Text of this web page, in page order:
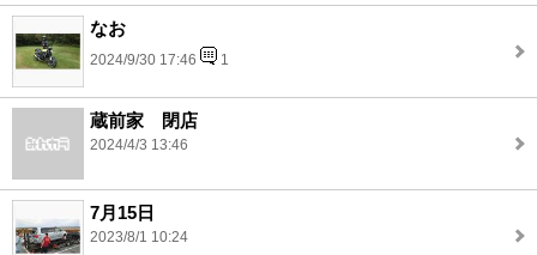
なお
2024/9/30 17:46 1
蔵前家 閉店
2024/4/3 13:46
7月15日
2023/8/1 10:24